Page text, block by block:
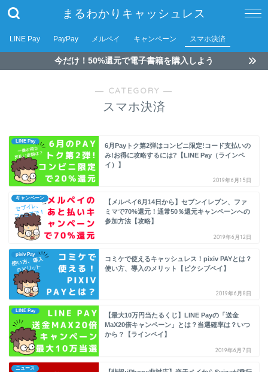
まるわかりキャッシュレス
LINE Pay PayPay メルペイ キャンペーン スマホ決済
今だけ！50%還元で電子書籍を購入しよう
― CATEGORY ―
スマホ決済
LINE Pay
6月Payトク第2弾はコンビニ限定!コード支払いの
み!お得に攻略するには?【LINE Pay（ラインペ
イ）】
2019年6月15日
キャンペーン
【メルペイ6月14日から】セブンイレブン、ファ
ミマで70%還元！通常50％還元キャンペーンへの
参加方法【攻略】
2019年6月12日
pixiv Pay
コミケで使えるキャッシュレス！pixiv PAYとは？
使い方、導入のメリット【ピクシブペイ】
2019年6月8日
LINE Pay
【最大10万円当たるくじ】LINE Payの「送金
MaX20倍キャンペーン」とは？当選確率は？いつ
から？【ラインペイ】
2019年6月7日
ニュース